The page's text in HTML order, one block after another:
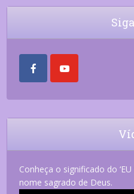
Conheça o significado do ‘EU
nome sagrado de Deus.